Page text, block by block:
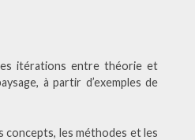
itérations entre théorie et
à partir d’exemples de
concepts, les méthodes et les